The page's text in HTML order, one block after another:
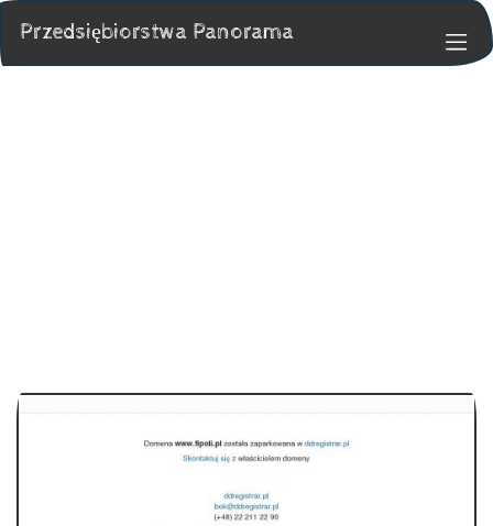
Przedsiębiorstwa Panorama